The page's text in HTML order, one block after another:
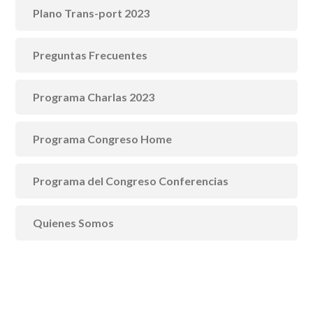
Plano Trans-port 2023
Preguntas Frecuentes
Programa Charlas 2023
Programa Congreso Home
Programa del Congreso Conferencias
Quienes Somos